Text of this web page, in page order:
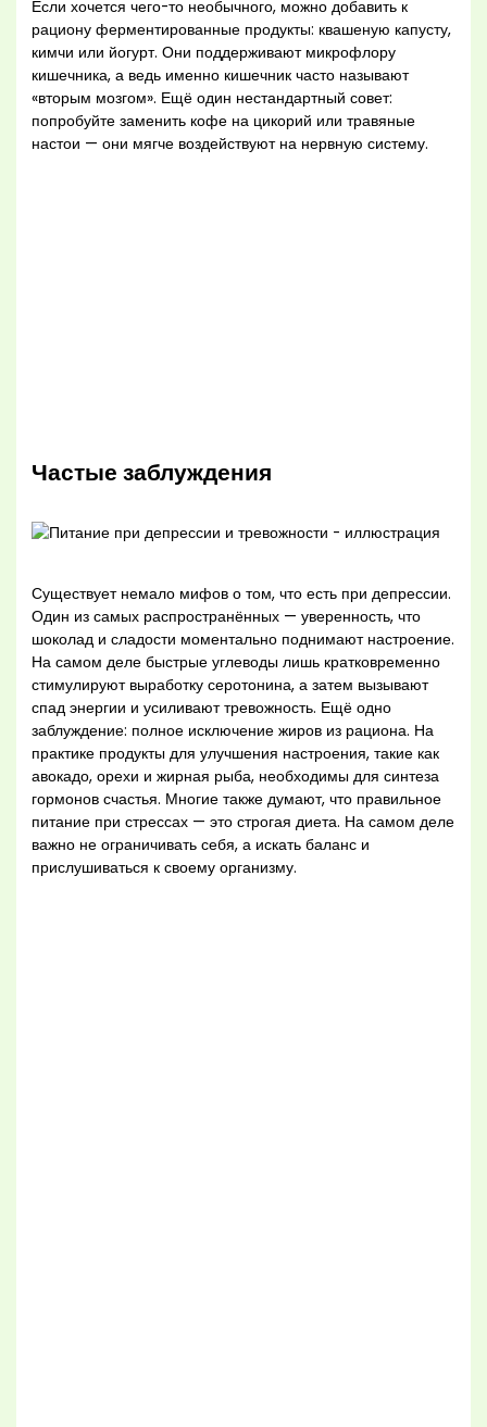
Если хочется чего-то необычного, можно добавить к
рациону ферментированные продукты: квашеную капусту,
кимчи или йогурт. Они поддерживают микрофлору
кишечника, а ведь именно кишечник часто называют
«вторым мозгом». Ещё один нестандартный совет:
попробуйте заменить кофе на цикорий или травяные
настои — они мягче воздействуют на нервную систему.
Частые заблуждения
Существует немало мифов о том, что есть при депрессии.
Один из самых распространённых — уверенность, что
шоколад и сладости моментально поднимают настроение.
На самом деле быстрые углеводы лишь кратковременно
стимулируют выработку серотонина, а затем вызывают
спад энергии и усиливают тревожность. Ещё одно
заблуждение: полное исключение жиров из рациона. На
практике продукты для улучшения настроения, такие как
авокадо, орехи и жирная рыба, необходимы для синтеза
гормонов счастья. Многие также думают, что правильное
питание при стрессах — это строгая диета. На самом деле
важно не ограничивать себя, а искать баланс и
прислушиваться к своему организму.